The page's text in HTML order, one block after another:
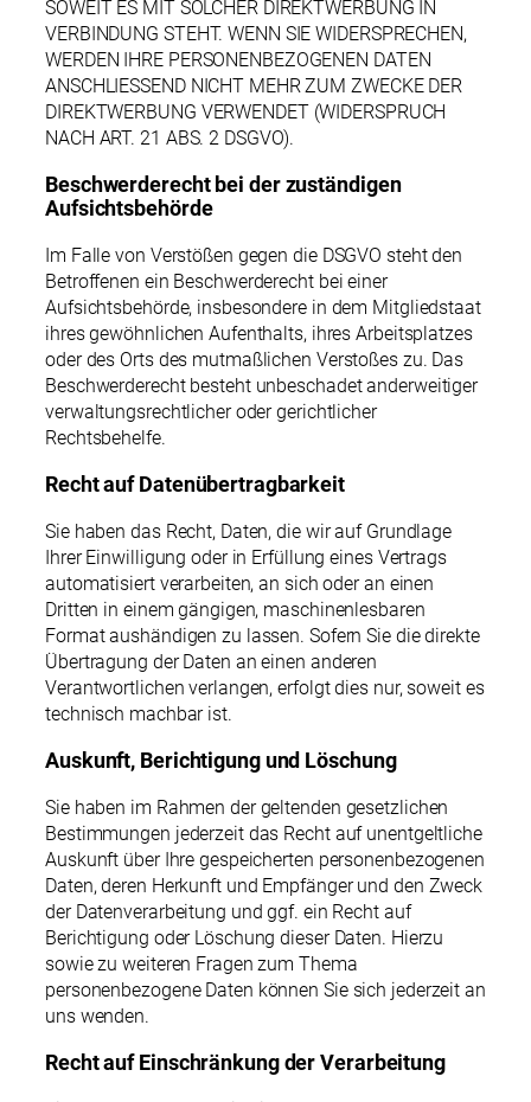
SOWEIT ES MIT SOLCHER DIREKTWERBUNG IN
VERBINDUNG STEHT. WENN SIE WIDERSPRECHEN,
WERDEN IHRE PERSONENBEZOGENEN DATEN
ANSCHLIESSEND NICHT MEHR ZUM ZWECKE DER
DIREKTWERBUNG VERWENDET (WIDERSPRUCH
NACH ART. 21 ABS. 2 DSGVO).
Beschwerde­recht bei der zuständigen
Aufsichts­behörde
Im Falle von Verstößen gegen die DSGVO steht den
Betroffenen ein Beschwerderecht bei einer
Aufsichtsbehörde, insbesondere in dem Mitgliedstaat
ihres gewöhnlichen Aufenthalts, ihres Arbeitsplatzes
oder des Orts des mutmaßlichen Verstoßes zu. Das
Beschwerderecht besteht unbeschadet anderweitiger
verwaltungsrechtlicher oder gerichtlicher
Rechtsbehelfe.
Recht auf Daten­übertrag­barkeit
Sie haben das Recht, Daten, die wir auf Grundlage
Ihrer Einwilligung oder in Erfüllung eines Vertrags
automatisiert verarbeiten, an sich oder an einen
Dritten in einem gängigen, maschinenlesbaren
Format aushändigen zu lassen. Sofern Sie die direkte
Übertragung der Daten an einen anderen
Verantwortlichen verlangen, erfolgt dies nur, soweit es
technisch machbar ist.
Auskunft, Berichtigung und Löschung
Sie haben im Rahmen der geltenden gesetzlichen
Bestimmungen jederzeit das Recht auf unentgeltliche
Auskunft über Ihre gespeicherten personenbezogenen
Daten, deren Herkunft und Empfänger und den Zweck
der Datenverarbeitung und ggf. ein Recht auf
Berichtigung oder Löschung dieser Daten. Hierzu
sowie zu weiteren Fragen zum Thema
personenbezogene Daten können Sie sich jederzeit an
uns wenden.
Recht auf Einschränkung der Verarbeitung